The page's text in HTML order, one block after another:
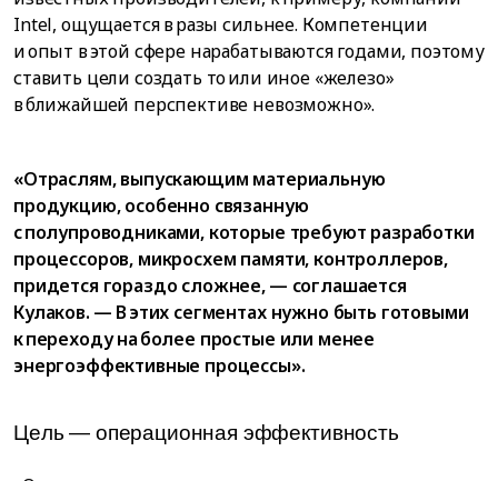
Intel, ощущается в разы сильнее. Компетенции
и опыт в этой сфере нарабатываются годами, поэтому
ставить цели создать то или иное «железо»
в ближайшей перспективе невозможно».
«Отраслям, выпускающим материальную
продукцию, особенно связанную
с полупроводниками, которые требуют разработки
процессоров, микросхем памяти, контроллеров,
придется гораздо сложнее, — соглашается
Кулаков. — В этих сегментах нужно быть готовыми
к переходу на более простые или менее
энергоэффективные процессы».
Цeль — oпepaциoннaя эффeктивнocть